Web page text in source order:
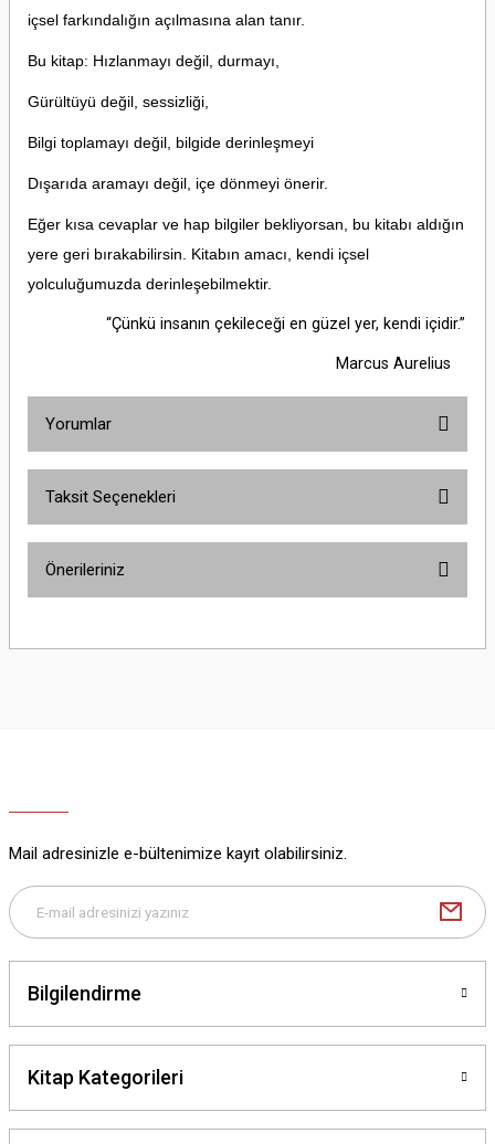
içsel farkındalığın açılmasına alan tanır.
Bu kitap: Hızlanmayı değil, durmayı,
Gürültüyü değil, sessizliği,
Bilgi toplamayı değil, bilgide derinleşmeyi
Dışarıda aramayı değil, içe dönmeyi önerir.
Eğer kısa cevaplar ve hap bilgiler bekliyorsan, bu kitabı aldığın
yere geri bırakabilirsin. Kitabın amacı, kendi içsel
yolculuğumuzda derinleşebilmektir.
“Çünkü insanın çekileceği en güzel yer, kendi içidir.”
Marcus Aurelius
Yorumlar
Taksit Seçenekleri
Önerileriniz
yetersiz gördüğünüz noktaları öneri formunu kullanarak tarafımıza
Bu ürüne benzer farklı alternatifler olmalı.
Mail adresinizle e-bültenimize kayıt olabilirsiniz.
Bilgilendirme
Kitap Kategorileri